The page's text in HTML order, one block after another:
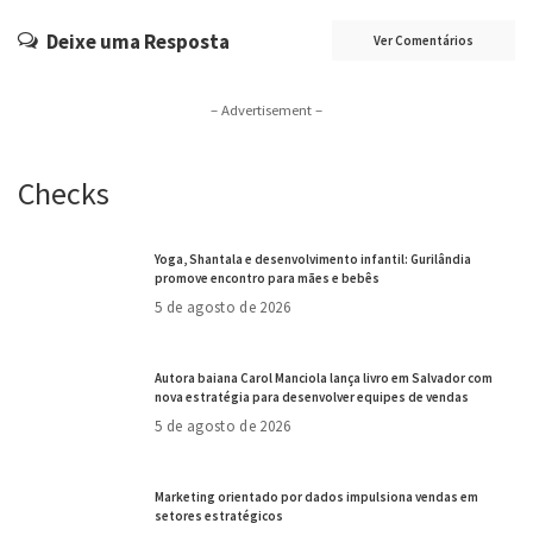
Deixe uma Resposta Ver Comentários
– Advertisement –
Checks
Yoga, Shantala e desenvolvimento infantil: Gurilândia
promove encontro para mães e bebês
5 de agosto de 2026
Autora baiana Carol Manciola lança livro em Salvador com
nova estratégia para desenvolver equipes de vendas
5 de agosto de 2026
Marketing orientado por dados impulsiona vendas em
setores estratégicos